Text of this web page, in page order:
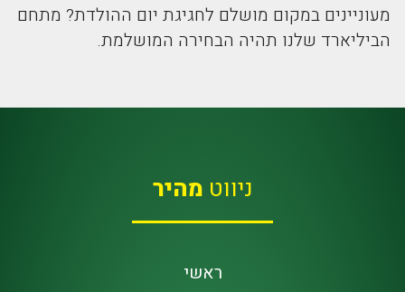
מעוניינים במקום מושלם לחגיגת יום ההולדת? מתחם
הביליארד שלנו תהיה הבחירה המושלמת.
ניווט מהיר
ראשי